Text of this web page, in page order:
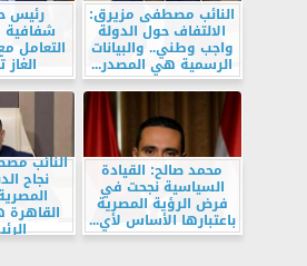
النائب مصطفى مزيرق:
الالتفاف حول الدولة
واجب وطني.. والبيانات
الرسمية هي المصدر...
رئيس
شفافية
التعامل
محمد صالح: القيادة
السياسية نجحت في
فرض الرؤية المصرية
باعتبارها الأساس لأي...
النائب
نجاح